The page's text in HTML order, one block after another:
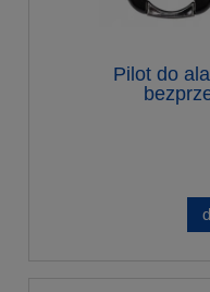
Pilot do